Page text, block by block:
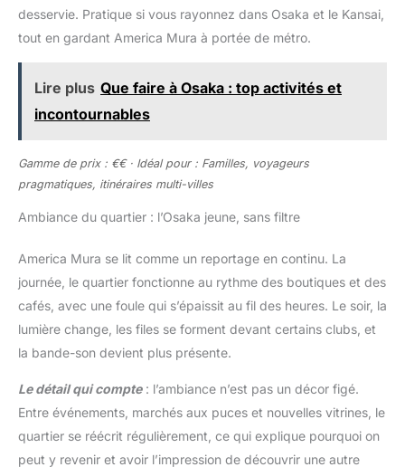
desservie. Pratique si vous rayonnez dans Osaka et le Kansai,
tout en gardant America Mura à portée de métro.
Lire plus Que faire à Osaka : top activités et
incontournables
Gamme de prix : €€ · Idéal pour : Familles, voyageurs
pragmatiques, itinéraires multi-villes
Ambiance du quartier : l’Osaka jeune, sans filtre
America Mura se lit comme un reportage en continu. La
journée, le quartier fonctionne au rythme des boutiques et des
cafés, avec une foule qui s’épaissit au fil des heures. Le soir, la
lumière change, les files se forment devant certains clubs, et
la bande-son devient plus présente.
Le détail qui compte: l’ambiance n’est pas un décor figé.
Entre événements, marchés aux puces et nouvelles vitrines, le
quartier se réécrit régulièrement, ce qui explique pourquoi on
peut y revenir et avoir l’impression de découvrir une autre